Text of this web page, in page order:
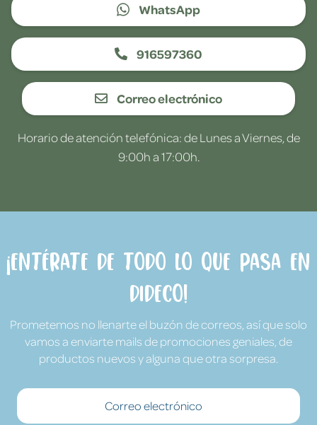
WhatsApp
916597360
Correo electrónico
Horario de atención telefónica: de Lunes a Viernes, de
9:00h a 17:00h.
¡Entérate de todo lo que pasa en
Dideco!
Prometemos no llenarte el buzón de correos, así que solo
vamos a enviarte mails de promociones geniales, de
productos nuevos y alguna que otra sorpresa.